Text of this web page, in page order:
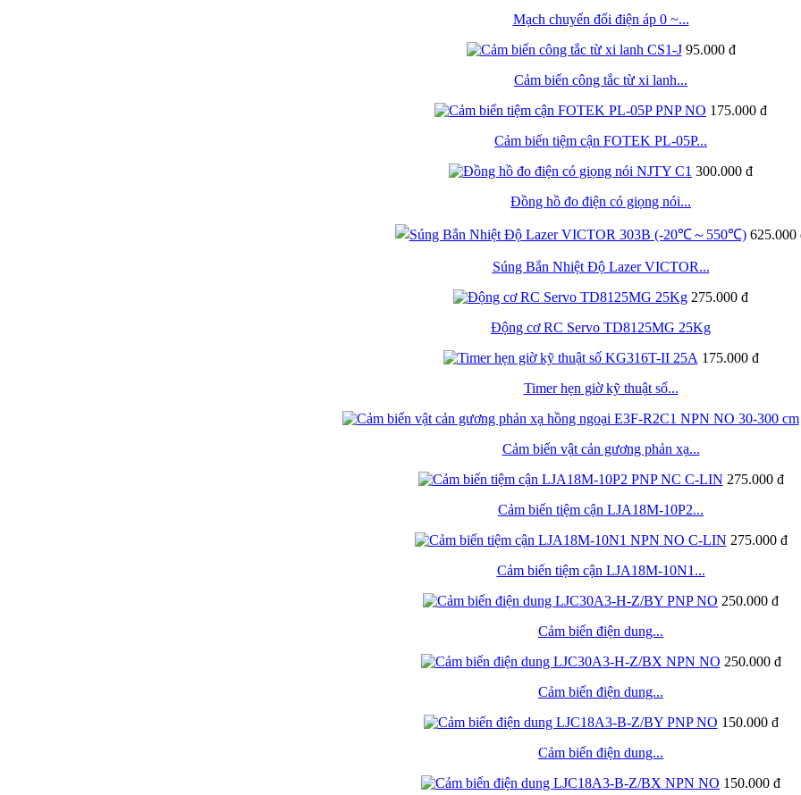
Mạch chuyển đổi điện áp 0 ~...
95.000 đ
Cảm biến công tắc từ xi lanh...
175.000 đ
Cảm biến tiệm cận FOTEK PL-05P...
300.000 đ
Đồng hồ đo điện có giọng nói...
625.000
Súng Bắn Nhiệt Độ Lazer VICTOR...
275.000 đ
Động cơ RC Servo TD8125MG 25Kg
175.000 đ
Timer hẹn giờ kỹ thuật số...
Cảm biến vật cản gương phản xạ...
275.000 đ
Cảm biến tiệm cận LJA18M-10P2...
275.000 đ
Cảm biến tiệm cận LJA18M-10N1...
250.000 đ
Cảm biến điện dung...
250.000 đ
Cảm biến điện dung...
150.000 đ
Cảm biến điện dung...
150.000 đ